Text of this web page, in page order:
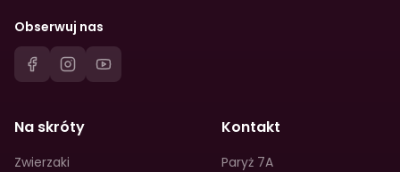
Obserwuj nas
Na skróty
Zwierzaki
Kontakt
Paryż 7A